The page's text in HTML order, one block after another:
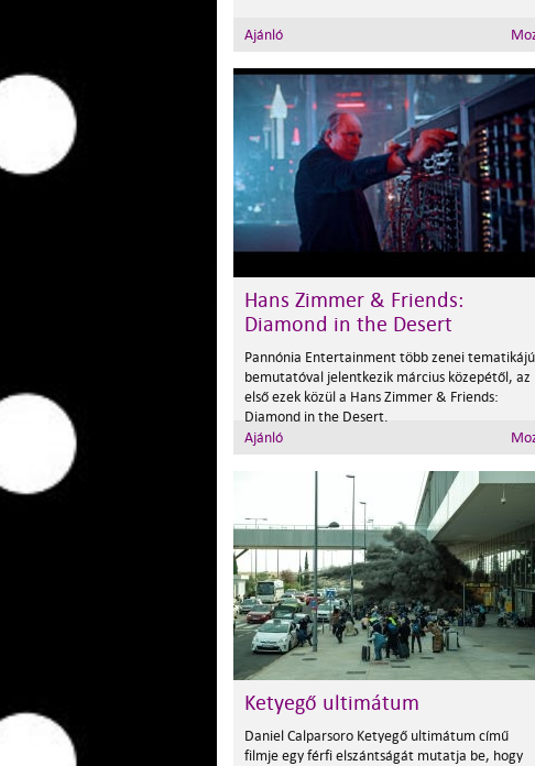
Ajánló
Hans Zimmer & Friends:
Diamond in the Desert
Pannónia Entertainment több zenei tematikájú
bemutatóval jelentkezik március közepétől, az
első ezek közül a Hans Zimmer & Friends:
Diamond in the Desert.
Ajánló
Ketyegő ultimátum
Daniel Calparsoro Ketyegő ultimátum című
filmje egy férfi elszántságát mutatja be, hogy